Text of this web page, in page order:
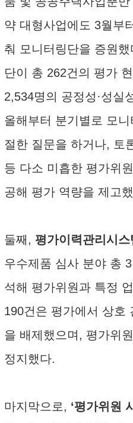
약 대형사업에도 3월부
춰 모니터링단을 증원
단이 총 262건의 평가
2,534명의 공정성·성실
올해부터 분기별로 모
절한 질문을 하거나, 토
등 다소 미흡한 평가위
공해 평가 역량을 제고
둘째, 평가이력관리시스
우수제품 심사 분야 총
석해 평가위원과 특정
190건은 평가에서 상호
을 배제했으며, 평가위
정지했다.
마지막으로, ‘평가위원